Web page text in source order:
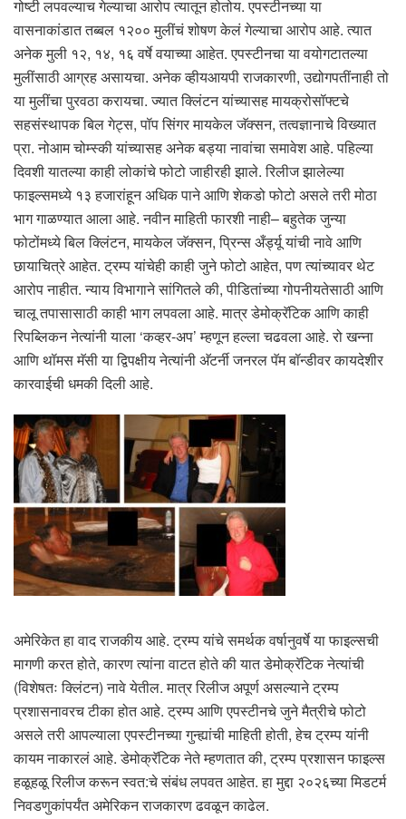
गोष्टी लपवल्याच गेल्याचा आरोप त्यातून होतोय. एपस्टीनच्या या
वासनाकांडात तब्बल १२०० मुलींचं शोषण केलं गेल्याचा आरोप आहे. त्यात
अनेक मुली १२, १४, १६ वर्षे वयाच्या आहेत. एपस्टीनचा या वयोगटातल्या
मुलींसाठी आग्रह असायचा. अनेक व्हीयआयपी राजकारणी, उद्योगपतींनाही तो
या मुलींचा पुरवठा करायचा. ज्यात क्लिंटन यांच्यासह मायक्रोसॉफ्टचे
सहसंस्थापक बिल गेट्स, पॉप सिंगर मायकेल जॅक्सन, तत्वज्ञानाचे विख्यात
प्रा. नोआम चोम्स्की यांच्यासह अनेक बड्या नावांचा समावेश आहे. पहिल्या
दिवशी यातल्या काही लोकांचे फोटो जाहीरही झाले. रिलीज झालेल्या
फाइल्समध्ये १३ हजारांहून अधिक पाने आणि शेकडो फोटो असले तरी मोठा
भाग गाळण्यात आला आहे. नवीन माहिती फारशी नाही– बहुतेक जुन्या
फोटोंमध्ये बिल क्लिंटन, मायकेल जॅक्सन, प्रिन्स अँर्ड्यू यांची नावे आणि
छायाचित्रे आहेत. ट्रम्प यांचेही काही जुने फोटो आहेत, पण त्यांच्यावर थेट
आरोप नाहीत. न्याय विभागाने सांगितले की, पीडितांच्या गोपनीयतेसाठी आणि
चालू तपासासाठी काही भाग लपवला आहे. मात्र डेमोक्रॅटिक आणि काही
रिपब्लिकन नेत्यांनी याला ‘कव्हर-अप’ म्हणून हल्ला चढवला आहे. रो खन्ना
आणि थॉमस मॅसी या द्विपक्षीय नेत्यांनी अ‍ॅटर्नी जनरल पॅम बॉन्डीवर कायदेशीर
कारवाईची धमकी दिली आहे.
अमेरिकेत हा वाद राजकीय आहे. ट्रम्प यांचे समर्थक वर्षानुवर्षे या फाइल्सची
मागणी करत होते, कारण त्यांना वाटत होते की यात डेमोक्रॅटिक नेत्यांची
(विशेषतः क्लिंटन) नावे येतील. मात्र रिलीज अपूर्ण असल्याने ट्रम्प
प्रशासनावरच टीका होत आहे. ट्रम्प आणि एपस्टीनचे जुने मैत्रीचे फोटो
असले तरी आपल्याला एपस्टीनच्या गुन्ह्यांची माहिती होती, हेच ट्रम्प यांनी
कायम नाकारलं आहे. डेमोक्रॅटिक नेते म्हणतात की, ट्रम्प प्रशासन फाइल्स
हळूहळू रिलीज करून स्वत:चे संबंध लपवत आहेत. हा मुद्दा २०२६च्या मिडटर्म
निवडणुकांपर्यंत अमेरिकन राजकारण ढवळून काढेल.